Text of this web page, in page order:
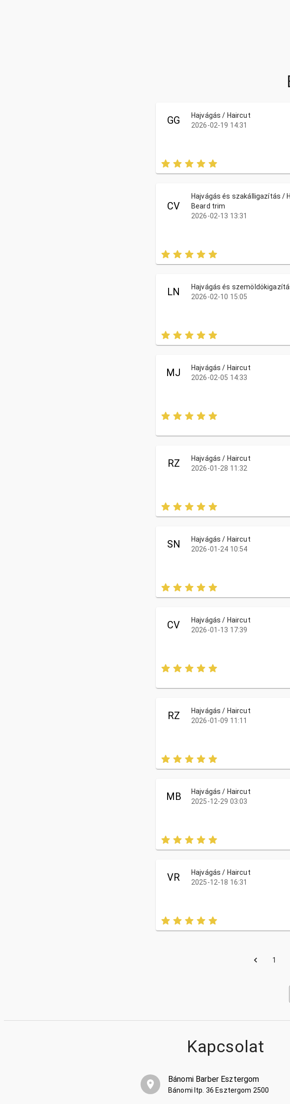
GG
Hajvágás / Haircut
2026-02-19 14:31
CV
Hajvágás és szakálligazítás /
Beard trim
2026-02-13 13:31
LN
Hajvágás és
2026-02-10 15:05
MJ
Hajvágás / Haircut
2026-02-05 14:33
RZ
Hajvágás / Haircut
2026-01-28 11:32
SN
Hajvágás / Haircut
2026-01-24 10:54
CV
Hajvágás / Haircut
2026-01-13 17:39
RZ
Hajvágás / Haircut
2026-01-09 11:11
MB
Hajvágás / Haircut
2025-12-29 03:03
VR
Hajvágás / Haircut
2025-12-18 16:31
1
Kapcsolat
Bánomi Barber Esztergom
Bánomi ltp. 36 Esztergom 2500